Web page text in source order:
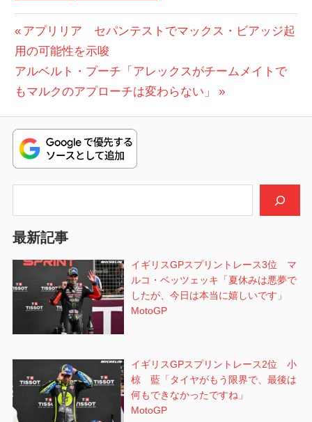
投
稿
ナ
ビ
ゲ
ー
ン
前
の
投
稿:
アプリリア セパンテストでマックス・ビアッジ起
用の可能性を示唆
次
の
稿:
アルベルト・プーチ「アレックスがチームメイトで
もマルクのアプローチは変わらない」
最新記事
イギリスGPスプリントレース3位 マ
ルコ・ベッツェッキ「夏休みは悪夢で
したが、今日は本当に嬉しいです」
MotoGP
イギリスGPスプリントレース2位 小
椋 藍「タイヤがもう限界で、最後は
何もできなかったですね」
MotoGP